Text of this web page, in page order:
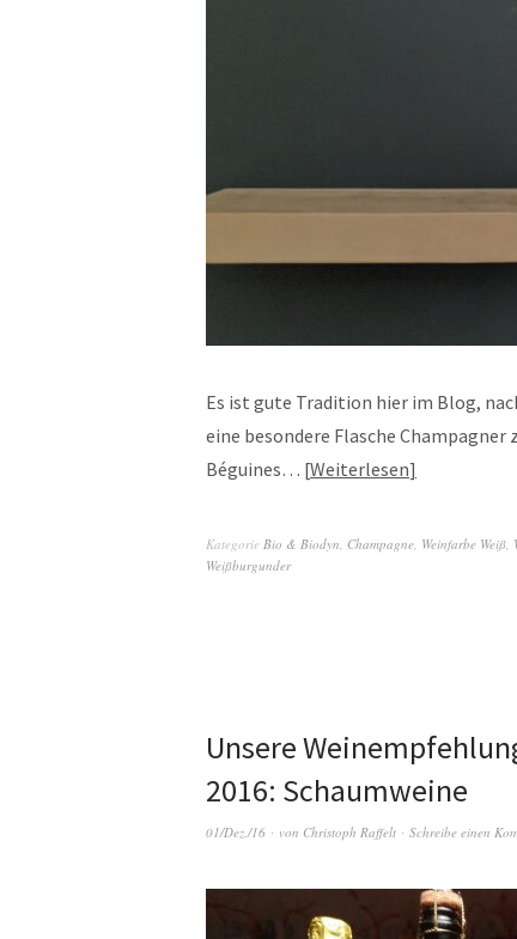
Es ist gute Tradition hier im Blog,
eine besondere Flasche Champagner
Béguines… Weiterlesen
Kategorie Bio & Biodyn, Champagne, Weinfarbe Weiß,
Weißburgunder
Unsere
2016: Schaumweine
01/Dez./16 von Christoph Raffelt Schreibe einen